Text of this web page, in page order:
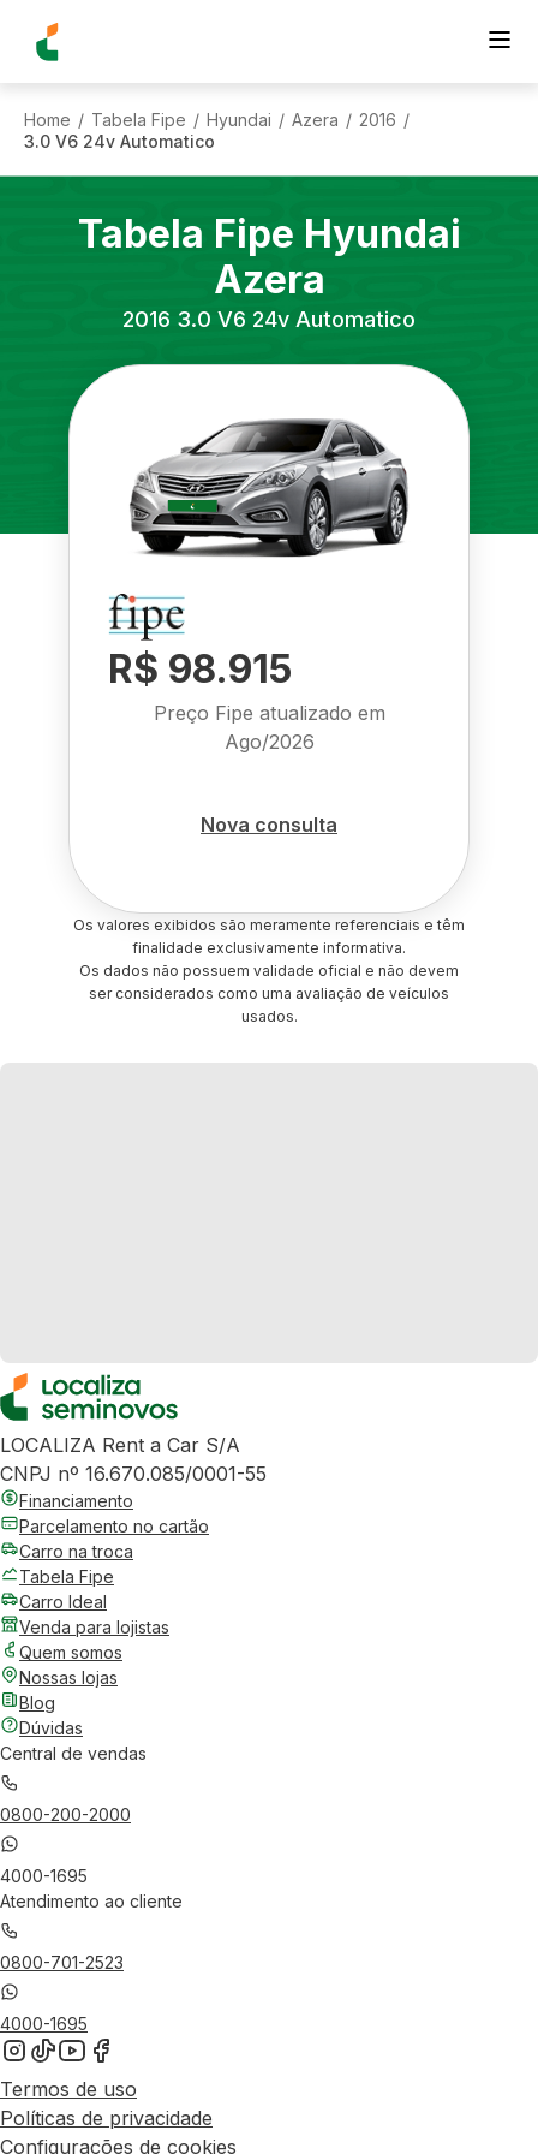
Home / Tabela Fipe / Hyundai / Azera / 2016 /
3.0 V6 24v Automatico
Tabela Fipe Hyundai
Azera
2016 3.0 V6 24v Automatico
R$ 98.915
Preço Fipe atualizado em
Ago/2026
Nova consulta
Os valores exibidos são meramente referenciais e têm
finalidade exclusivamente informativa.
Os dados não possuem validade oficial e não devem
ser considerados como uma avaliação de veículos
usados.
LOCALIZA Rent a Car S/A
CNPJ nº 16.670.085/0001-55
Financiamento
Parcelamento no cartão
Carro na troca
Tabela Fipe
Carro Ideal
Venda para lojistas
Quem somos
Nossas lojas
Blog
Dúvidas
Central de vendas
0800-200-2000
4000-1695
Atendimento ao cliente
0800-701-2523
4000-1695
Termos de uso
Políticas de privacidade
Configurações de cookies